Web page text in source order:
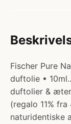
Fischer Pure
duftolie •
duftolier &
(regalo 11%
naturidentiske